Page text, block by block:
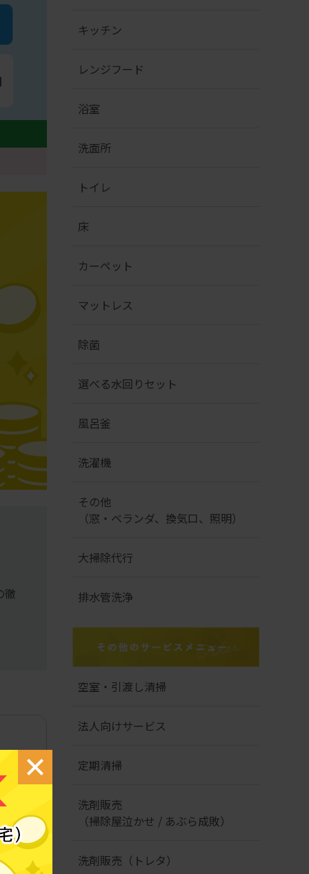
徹
キッチン
レンジフード
浴室
洗面所
トイレ
床
カーペット
マットレス
除菌
選べる水回りセット
風呂釜
洗濯機
その他
（窓・ベランダ、換気口、照明）
大掃除代行
排水管洗浄
空室・引渡し清掃
法人向けサービス
定期清掃
洗剤販売
（掃除屋泣かせ / あぶら成敗）
洗剤販売（トレタ）